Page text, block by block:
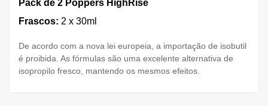
Pack de 2 Poppers HighRise
Frascos: 2 x 30ml
De acordo com a nova lei europeia, a importação de isobutil
é proibida. As fórmulas são uma excelente alternativa de
isopropilo fresco, mantendo os mesmos efeitos.